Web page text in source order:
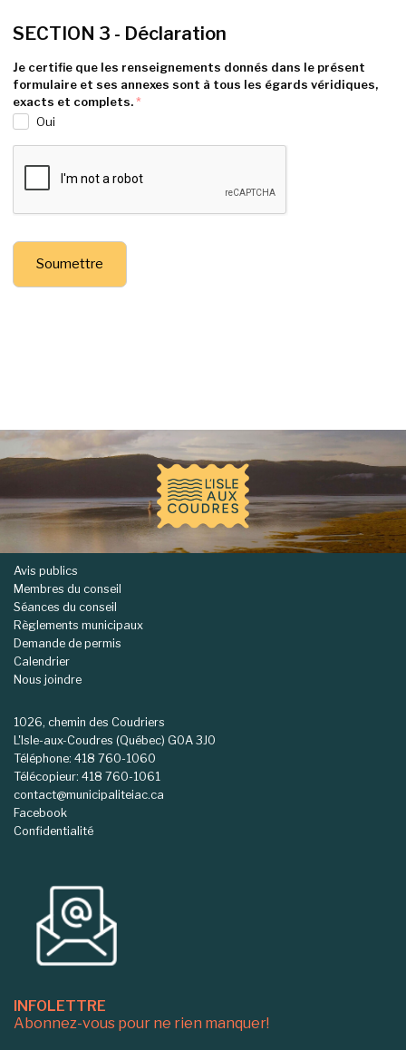
SECTION 3 - Déclaration
Je certifie que les renseignements donnés dans le présent
formulaire et ses annexes sont à tous les égards véridiques,
exacts et complets.*
Oui
Avis publics
Membres du conseil
Séances du conseil
Règlements municipaux
Demande de permis
Calendrier
Nous joindre
1026, chemin des Coudriers
L'Isle-aux-Coudres (Québec) G0A 3J0
Téléphone: 418 760-1060
Télécopieur: 418 760-1061
contact@municipaliteiac.ca
Facebook
Confidentialité
INFOLETTRE
Abonnez-vous pour ne rien manquer!